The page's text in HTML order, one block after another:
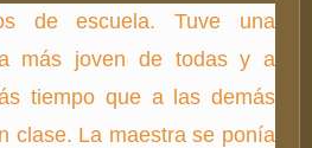
de escuela. Tuve una
más joven de todas y a
tiempo que a las demás
clase. La maestra se ponía